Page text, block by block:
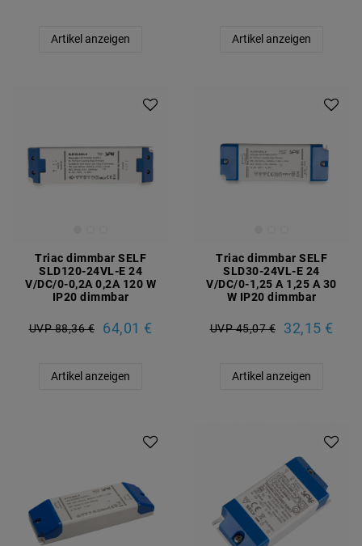
Artikel anzeigen Artikel anzeigen
Triac dimmbar SELF
SLD120-24VL-E 24
V/DC/0-0,2A 0,2A 120 W
IP20 dimmbar
UVP 88,36 € 64,01 €
Artikel anzeigen
Triac dimmbar SELF
SLD30-24VL-E 24
V/DC/0-1,25 A 1,25 A 30
W IP20 dimmbar
UVP 45,07 € 32,15 €
Artikel anzeigen